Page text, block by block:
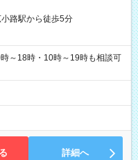
小路駅から徒歩5分
18時・10時～19時も相談可
詳細へ